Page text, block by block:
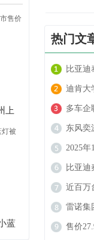
上
蓝
热门文
比亚迪
迪肯大
态驾驶
的精确
多车企
车转向
布
东风奕
强
2025
榜：各
额持续
比亚迪
高功率
近百万
全新定
雷诺集
洲市场
售价